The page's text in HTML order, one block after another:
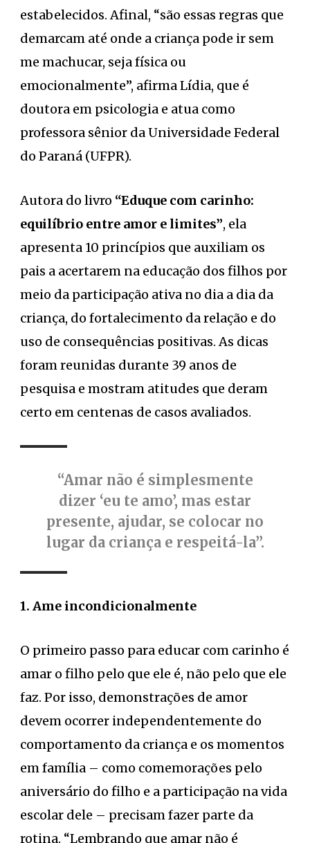
estabelecidos. Afinal, “são essas regras que
demarcam até onde a criança pode ir sem
me machucar, seja física ou
emocionalmente”, afirma Lídia, que é
doutora em psicologia e atua como
professora sênior da Universidade Federal
do Paraná (UFPR).
Autora do livro “Eduque com carinho:
equilíbrio entre amor e limites”, ela
apresenta 10 princípios que auxiliam os
pais a acertarem na educação dos filhos por
meio da participação ativa no dia a dia da
criança, do fortalecimento da relação e do
uso de consequências positivas. As dicas
foram reunidas durante 39 anos de
pesquisa e mostram atitudes que deram
certo em centenas de casos avaliados.
“Amar não é simplesmente
dizer ‘eu te amo’, mas estar
presente, ajudar, se colocar no
lugar da criança e respeitá-la”.
1. Ame incondicionalmente
O primeiro passo para educar com carinho é
amar o filho pelo que ele é, não pelo que ele
faz. Por isso, demonstrações de amor
devem ocorrer independentemente do
comportamento da criança e os momentos
em família – como comemorações pelo
aniversário do filho e a participação na vida
escolar dele – precisam fazer parte da
rotina. “Lembrando que amar não é